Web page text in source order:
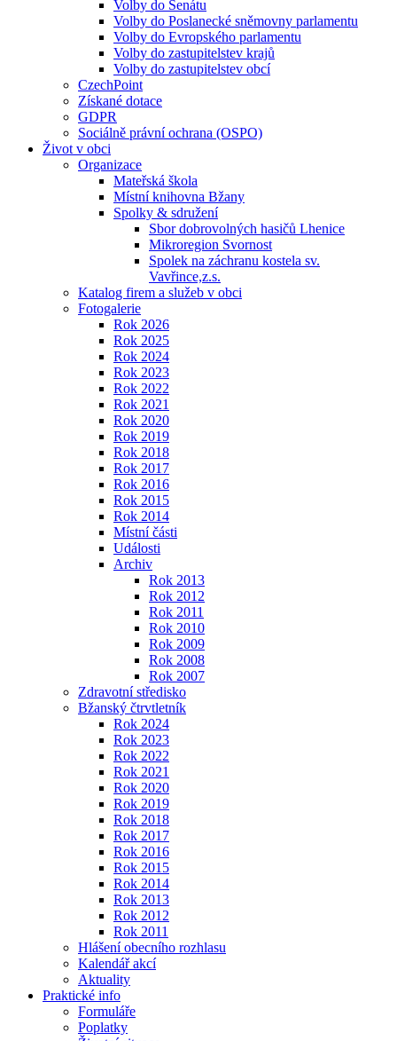
Volby do Senátu
Volby do Poslanecké sněmovny parlamentu
Volby do Evropského parlamentu
Volby do zastupitelstev krajů
Volby do zastupitelstev obcí
CzechPoint
Získané dotace
GDPR
Sociálně právní ochrana (OSPO)
Život v obci
Organizace
Mateřská škola
Místní knihovna Bžany
Spolky & sdružení
Sbor dobrovolných hasičů Lhenice
Mikroregion Svornost
Spolek na záchranu kostela sv.
Vavřince,z.s.
Katalog firem a služeb v obci
Fotogalerie
Rok 2026
Rok 2025
Rok 2024
Rok 2023
Rok 2022
Rok 2021
Rok 2020
Rok 2019
Rok 2018
Rok 2017
Rok 2016
Rok 2015
Rok 2014
Místní části
Události
Archiv
Rok 2013
Rok 2012
Rok 2011
Rok 2010
Rok 2009
Rok 2008
Rok 2007
Zdravotní středisko
Bžanský čtrvtletník
Rok 2024
Rok 2023
Rok 2022
Rok 2021
Rok 2020
Rok 2019
Rok 2018
Rok 2017
Rok 2016
Rok 2015
Rok 2014
Rok 2013
Rok 2012
Rok 2011
Hlášení obecního rozhlasu
Kalendář akcí
Aktuality
Praktické info
Formuláře
Poplatky